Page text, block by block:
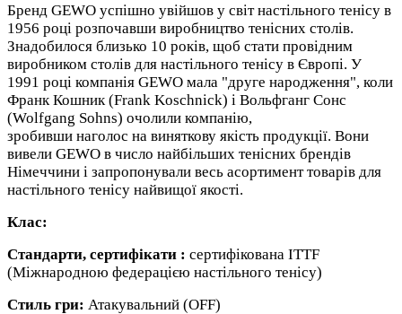
Бренд GEWO успішно увійшов у світ настільного тенісу в
1956 році розпочавши виробництво тенісних столів.
Знадобилося близько 10 років, щоб стати провідним
виробником столів для настільного тенісу в Європі. У
1991 році компанія GEWO мала "друге народження", коли
Франк Кошник (Frank Koschnick) і Вольфганг Сонс
(Wolfgang Sohns) очолили компанію,
зробивши наголос на виняткову якість продукції. Вони
вивели GEWO в число найбільших тенісних брендів
Німеччини і запропонували весь асортимент товарів для
настільного тенісу найвищої якості.
Клас:
Стандарти, сертифікати : сертифікована ITTF
(Міжнародною федерацією настільного тенісу)
Стиль гри: Атакувальний (OFF)